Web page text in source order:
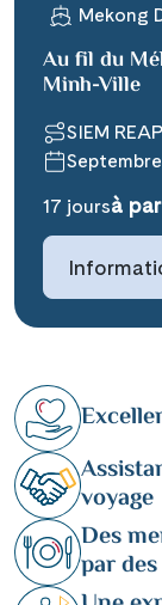
Mekong
Au fil du
Minh-Ville
SIEM
17 joursà
voyage
Des
par